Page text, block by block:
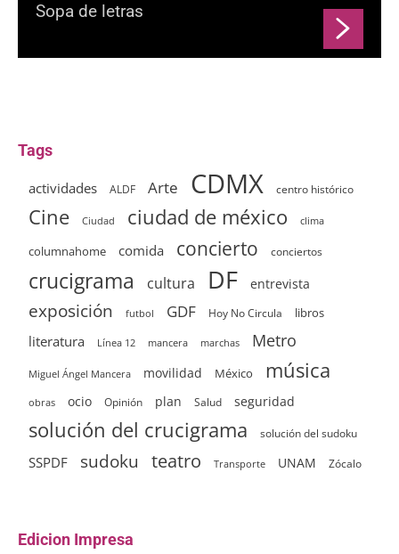
Sopa de letras
Tags
actividades ALDF Arte CDMX centro histórico
Cine Ciudad ciudad de méxico clima
columnahome comida concierto conciertos
crucigrama cultura DF entrevista
exposición futbol GDF Hoy No Circula libros
literatura Línea 12 mancera marchas Metro
Miguel Ángel Mancera movilidad México música
obras ocio Opinión plan Salud seguridad
solución del crucigrama solución del sudoku
SSPDF sudoku teatro Transporte UNAM Zócalo
Edicion Impresa